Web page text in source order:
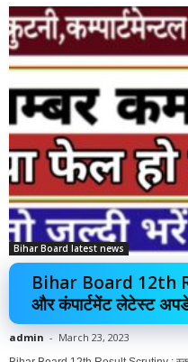
Bihar Board latest news
Bihar Board 12th
और कंपार्टमेंट लेटेस्ट
admin - March 23, 2023